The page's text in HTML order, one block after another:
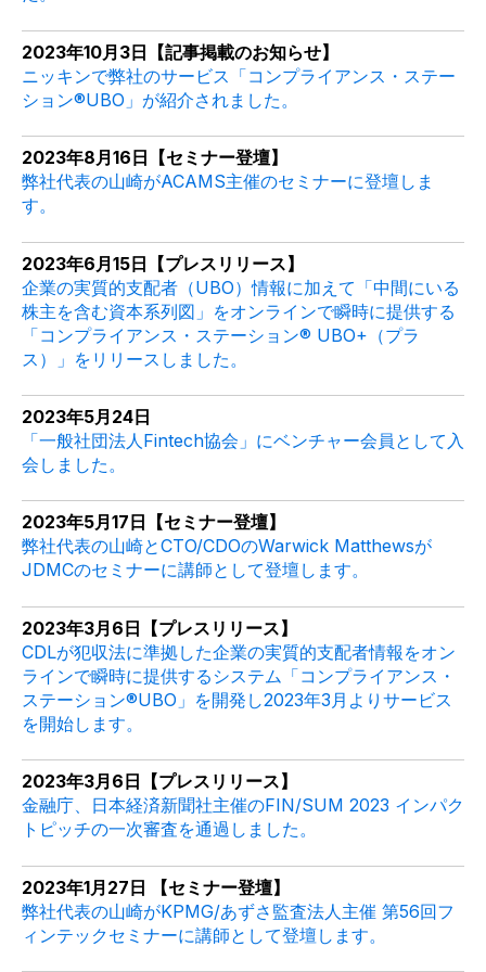
2023年10月3日【記事掲載のお知らせ】
ニッキンで弊社のサービス「コンプライアンス・ステー
ション®️UBO」が紹介されました。
2023年8月16日【セミナー登壇】
弊社代表の山崎がACAMS主催のセミナーに登壇しま
す。
2023年6月15日【プレスリリース】
企業の実質的支配者（UBO）情報に加えて「中間にいる
株主を含む資本系列図」をオンラインで瞬時に提供する
「コンプライアンス・ステーション® UBO+（プラ
ス）」をリリースしました。
2023年5月24日
「一般社団法人Fintech協会」にベンチャー会員として入
会しました。
2023年5月17日【セミナー登壇】
弊社代表の山崎とCTO/CDOのWarwick Matthewsが
JDMCのセミナーに講師として登壇します。
2023年3月6日【プレスリリース】
CDLが犯収法に準拠した企業の実質的支配者情報をオン
ラインで瞬時に提供するシステム「コンプライアンス・
ステーション®️UBO」を開発し2023年3月よりサービス
を開始します。
2023年3月6日【プレスリリース】
金融庁、日本経済新聞社主催のFIN/SUM 2023 インパク
トピッチの一次審査を通過しました。
2023年1月27日 【セミナー登壇】
弊社代表の山崎がKPMG/あずさ監査法人主催 第56回フ
ィンテックセミナーに講師として登壇します。